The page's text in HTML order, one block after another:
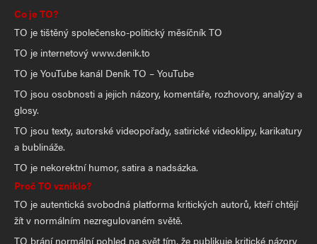
Co je TO?
TO je tištěný společensko-politický měsíčník TO
TO je internetový www.denik.to
TO je YouTube kanál Deník TO – YouTube
TO jsou osobnosti a jejich názory, komentáře, rozhovory, analýzy a
glosy.
TO jsou texty, autorské videopořady, satirické videoklipy, karikatury
a bublináže.
TO je nekorektní humor, satira a nadsázka.
Proč TO vzniklo?
TO je autentická svobodná platforma kritických autorů, kteří chtějí
žít v normálním nezregulovaném světě.
TO brání normální pohled na svět tím, že publikuje kritické názory